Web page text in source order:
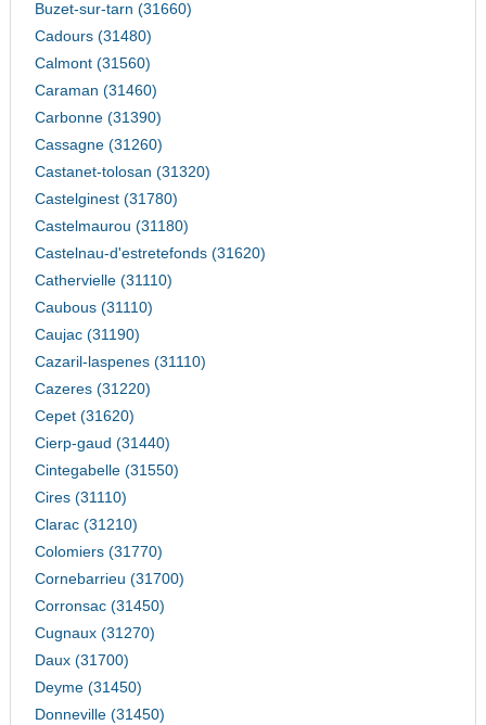
Buzet-sur-tarn (31660)
Cadours (31480)
Calmont (31560)
Caraman (31460)
Carbonne (31390)
Cassagne (31260)
Castanet-tolosan (31320)
Castelginest (31780)
Castelmaurou (31180)
Castelnau-d'estretefonds (31620)
Cathervielle (31110)
Caubous (31110)
Caujac (31190)
Cazaril-laspenes (31110)
Cazeres (31220)
Cepet (31620)
Cierp-gaud (31440)
Cintegabelle (31550)
Cires (31110)
Clarac (31210)
Colomiers (31770)
Cornebarrieu (31700)
Corronsac (31450)
Cugnaux (31270)
Daux (31700)
Deyme (31450)
Donneville (31450)